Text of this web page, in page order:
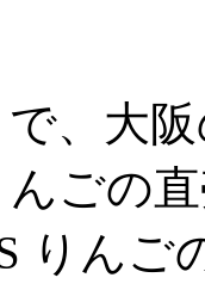
で、大
ごの
りん